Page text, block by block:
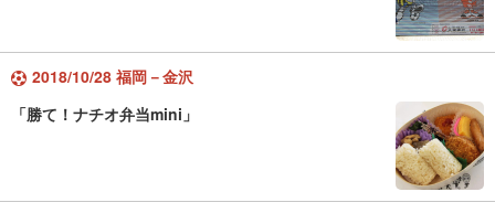
2018/10/28 福岡－金沢
「勝て！ナチオ弁当mini」